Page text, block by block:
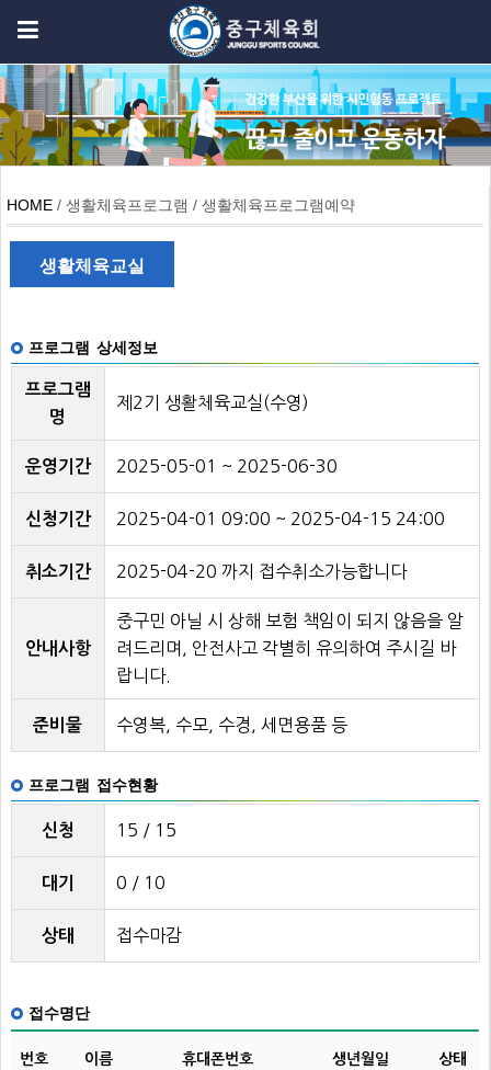
HOME / 생활체육프로그램 / 생활체육프로그램예약
생활체육교실
프로그램 상세정보
프로그램
명
제2기 생활체육교실(수영)
운영기간 2025-05-01 ~ 2025-06-30
신청기간 2025-04-01 09:00 ~ 2025-04-15 24:00
취소기간 2025-04-20 까지 접수취소가능합니다
안내사항
중구민 아닐 시 상해 보험 책임이 되지 않음을 알
려드리며, 안전사고 각별히 유의하여 주시길 바
랍니다.
준비물 수영복, 수모, 수경, 세면용품 등
프로그램 접수현황
신청 15 / 15
대기 0 / 10
상태 접수마감
접수명단
번호 이름 휴대폰번호 생년월일 상태